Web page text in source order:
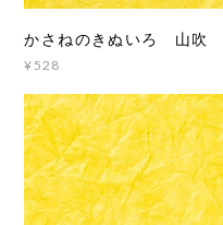
かさねのきぬいろ 山吹
¥528